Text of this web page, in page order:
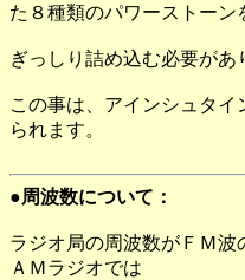
た８種類のパワーストーン
ぎっしり詰め込む必要があ
この事は、アインシュタイ
られます。
●周波数について：
ラジオ局の周波数がＦＭ
ＡＭラジオでは